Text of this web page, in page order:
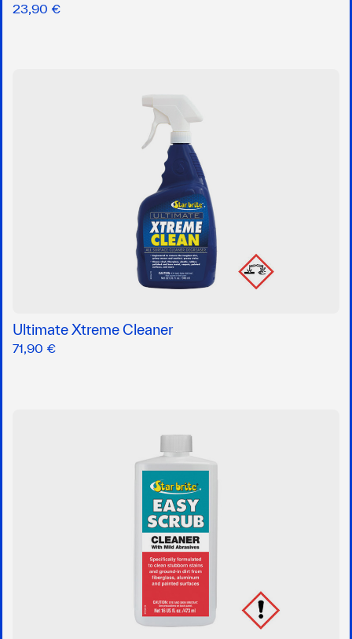
23,90 €
Ultimate Xtreme Cleaner
71,90 €